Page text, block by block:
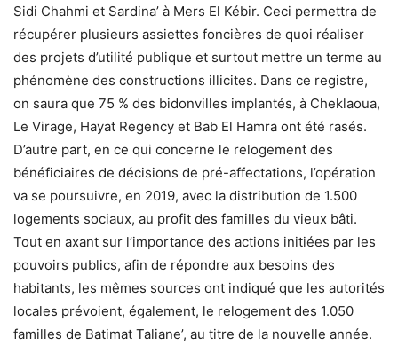
Sidi Chahmi et Sardina’ à Mers El Kébir. Ceci permettra de
récupérer plusieurs assiettes foncières de quoi réaliser
des projets d’utilité publique et surtout mettre un terme au
phénomène des constructions illicites. Dans ce registre,
on saura que 75 % des bidonvilles implantés, à Cheklaoua,
Le Virage, Hayat Regency et Bab El Hamra ont été rasés.
D’autre part, en ce qui concerne le relogement des
bénéficiaires de décisions de pré-affectations, l’opération
va se poursuivre, en 2019, avec la distribution de 1.500
logements sociaux, au profit des familles du vieux bâti.
Tout en axant sur l’importance des actions initiées par les
pouvoirs publics, afin de répondre aux besoins des
habitants, les mêmes sources ont indiqué que les autorités
locales prévoient, également, le relogement des 1.050
familles de Batimat Taliane’, au titre de la nouvelle année.